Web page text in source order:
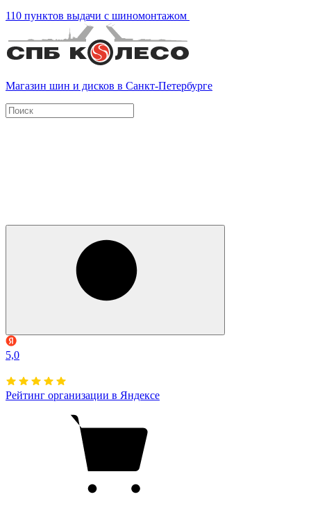
110 пунктов выдачи с шиномонтажом
Магазин шин и дисков в Санкт-Петербурге
5,0
Рейтинг организации в Яндексе